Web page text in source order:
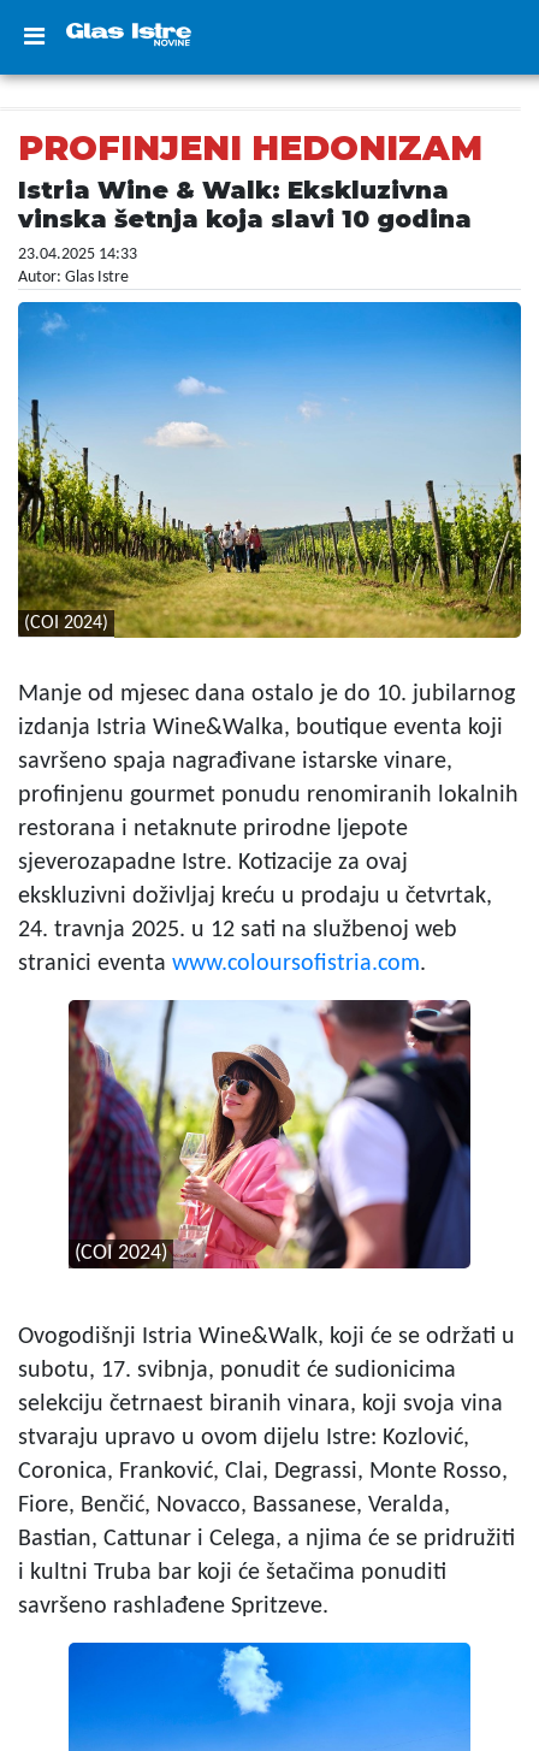
PROFINJENI HEDONIZAM
Istria Wine & Walk: Ekskluzivna
vinska šetnja koja slavi 10 godina
23.04.2025 14:33
Autor: Glas Istre
(COI 2024)
Manje od mjesec dana ostalo je do 10. jubilarnog
izdanja Istria Wine&Walka, boutique eventa koji
savršeno spaja nagrađivane istarske vinare,
profinjenu gourmet ponudu renomiranih lokalnih
restorana i netaknute prirodne ljepote
sjeverozapadne Istre. Kotizacije za ovaj
ekskluzivni doživljaj kreću u prodaju u četvrtak,
24. travnja 2025. u 12 sati na službenoj web
stranici eventa www.coloursofistria.com.
(COI 2024)
Ovogodišnji Istria Wine&Walk, koji će se održati u
subotu, 17. svibnja, ponudit će sudionicima
selekciju četrnaest biranih vinara, koji svoja vina
stvaraju upravo u ovom dijelu Istre: Kozlović,
Coronica, Franković, Clai, Degrassi, Monte Rosso,
Fiore, Benčić, Novacco, Bassanese, Veralda,
Bastian, Cattunar i Celega, a njima će se pridružiti
i kultni Truba bar koji će šetačima ponuditi
savršeno rashlađene Spritzeve.